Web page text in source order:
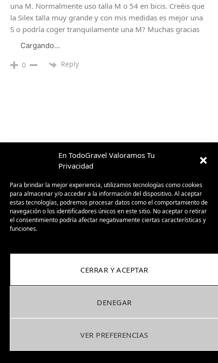
En TodoGravel Valoramos Tu
Privacidad
Para brindar la mejor experiencia, utilizamos tecnologías como cookies
para almacenar y/o acceder a la información del dispositivo. Al aceptar
estas tecnologías, podremos procesar datos como el comportamiento de
navegación o los identificadores únicos en este sitio. No aceptar o retirar
el consentimiento podría afectar negativamente ciertas características y
funciones.
CERRAR Y ACEPTAR
DENEGAR
VER PREFERENCIAS
una M. Normalmente uso talla M o 54 en bicis. Creéis que
la Silex talla muy grande y con mis medidas es mejor una
S o podría coger tranquilamente una M? Muchas gracias
Cargando...
0 Reply
Newsletter
No te enviaremos publicidad, solo artículos
que sabemos que te van a gustar.